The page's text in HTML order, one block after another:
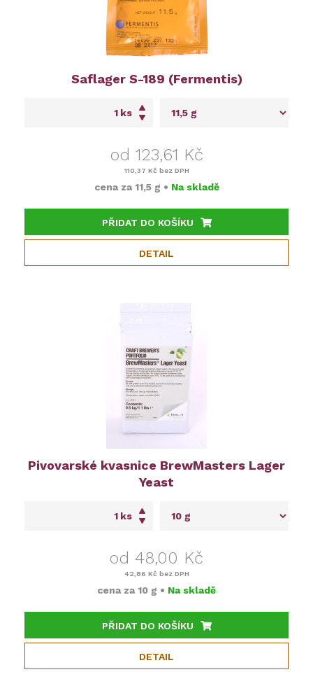
Saflager S-189 (Fermentis)
ks
od 123,61 Kč
110,37 Kč bez DPH
cena za 11,5 g • Na skladě
PŘIDAT DO KOŠÍKU
DETAIL
Pivovarské kvasnice BrewMasters Lager
Yeast
ks
od 48,00 Kč
42,86 Kč bez DPH
cena za 10 g • Na skladě
PŘIDAT DO KOŠÍKU
DETAIL